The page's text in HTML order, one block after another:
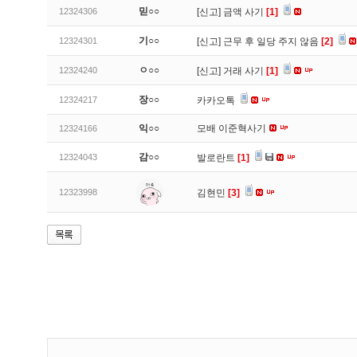
12324306 믿○○ [신고] 금액 사기 [1]
12324301 기○○ [신고] 근무 후 일당 주지 않음 [2]
12324240 ㅇ○○ [신고] 거래 사기 [1]
12324217 장○○ 카카오톡
12324166 익○○ 모배 이준혁사기
12324043 감○○ 발로란트 [1]
12323998 김현민 [3]